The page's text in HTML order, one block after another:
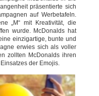
präsentierte sich
auf Werbetafeln.
„M“ mit Kreativität, die
wurde. McDonalds hat
einzigartige, bunte und
erwies sich als voller
zollten McDonalds ihren
der Emojis.